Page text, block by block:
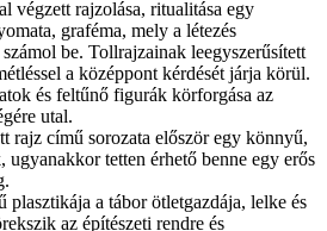
végzett rajzolása, ritualitása egy
graféma, mely a létezés
be. Tollrajzainak leegyszerűsített
a középpont kérdését járja körül.
és feltűnő figurák körforgása az
utal.
rajz című sorozata először egy könnyű,
ugyanakkor tetten érhető benne egy erős
a tábor ötletgazdája, lelke és
az építészeti rendre és